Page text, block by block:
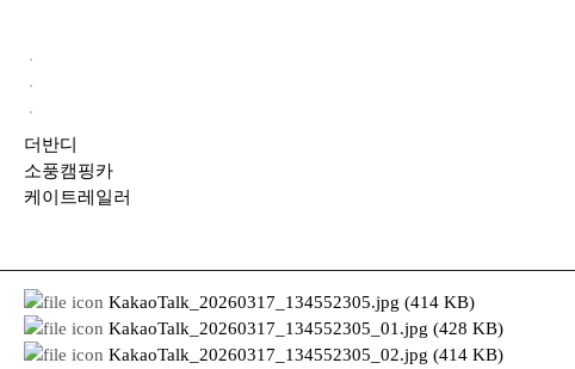
더반디
소풍캠핑카
케이트레일러
KakaoTalk_20260317_134552305.jpg (414 KB)
KakaoTalk_20260317_134552305_01.jpg (428 KB)
KakaoTalk_20260317_134552305_02.jpg (414 KB)